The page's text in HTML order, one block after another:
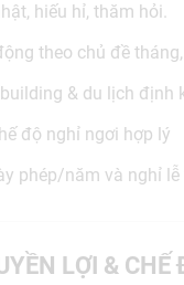
hiếu hỉ, thăm hỏi.
theo chủ đề
& du lịch định
độ nghỉ ngơi hợp lý
phép/năm và nghỉ
LỢI & CHẾ